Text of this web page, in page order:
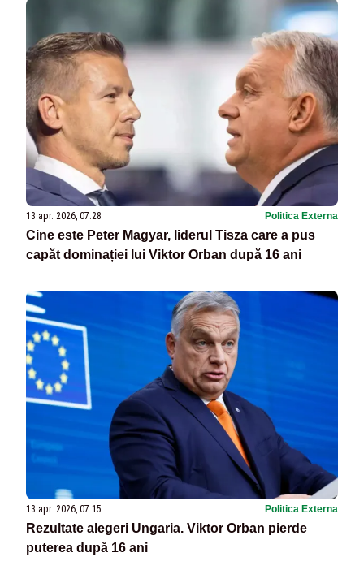
13 apr. 2026, 07:28 Politica Externa
Cine este Peter Magyar, liderul Tisza care a pus
capăt dominației lui Viktor Orban după 16 ani
13 apr. 2026, 07:15 Politica Externa
Rezultate alegeri Ungaria. Viktor Orban pierde
puterea după 16 ani